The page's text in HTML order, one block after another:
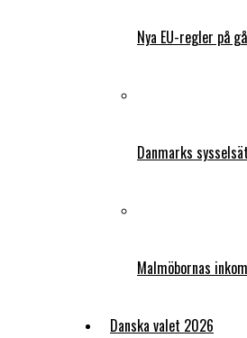
Nya EU-regler på
Danmarks
Malmöbornas
Danska valet 2026